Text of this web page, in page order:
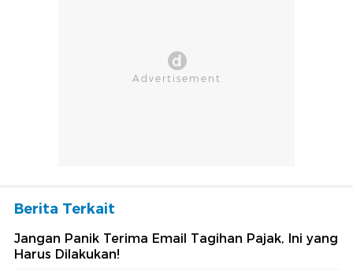
Berita Terkait
Jangan Panik Terima Email Tagihan Pajak, Ini yang
Harus Dilakukan!